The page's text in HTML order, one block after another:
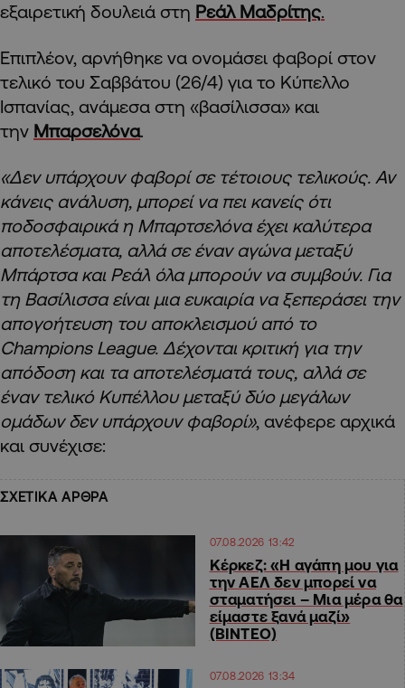
εξαιρετική δουλειά στη Ρεάλ Μαδρίτης.
Επιπλέον, αρνήθηκε να ονομάσει φαβορί στον
τελικό του Σαββάτου (26/4) για το Κύπελλο
Ισπανίας, ανάμεσα στη «βασίλισσα» και
την Μπαρσελόνα.
«Δεν υπάρχουν φαβορί σε τέτοιους τελικούς. Αν
κάνεις ανάλυση, μπορεί να πει κανείς ότι
ποδοσφαιρικά η Μπαρτσελόνα έχει καλύτερα
αποτελέσματα, αλλά σε έναν αγώνα μεταξύ
Μπάρτσα και Ρεάλ όλα μπορούν να συμβούν. Για
τη Βασίλισσα είναι μια ευκαιρία να ξεπεράσει την
απογοήτευση του αποκλεισμού από το
Champions League. Δέχονται κριτική για την
απόδοση και τα αποτελέσματά τους, αλλά σε
έναν τελικό Κυπέλλου μεταξύ δύο μεγάλων
ομάδων δεν υπάρχουν φαβορί», ανέφερε αρχικά
και συνέχισε:
ΣΧΕΤΙΚΑ ΑΡΘΡΑ
07.08.2026 13:42
Κέρκεζ: «Η αγάπη μου για
την ΑΕΛ δεν μπορεί να
σταματήσει – Μια μέρα θα
είμαστε ξανά μαζί»
(ΒΙΝΤΕΟ)
07.08.2026 13:34